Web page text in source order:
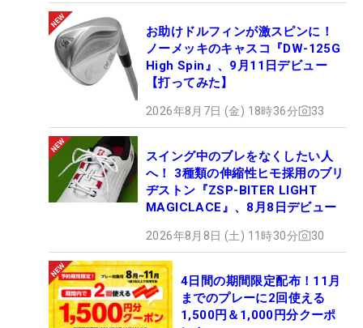
お助けドルフィンが激スピンに！
ノーメッキのキャスコ『DW-125G
High Spin』、9月11日デビュー
【打ってみた】
2026年8月7日 (金) 18時36分 33
スイング中のブレをなくしたい人
へ！ 3種類の伸縮性ヒモ採用のブリ
ヂストン『ZSP-BITER LIGHT
MAGICLACE』、8月8日デビュー
2026年8月8日 (土) 11時30分 30
4日間の期間限定配布！11月
までのプレーに2回使える
1,500円＆1,000円分クーポ